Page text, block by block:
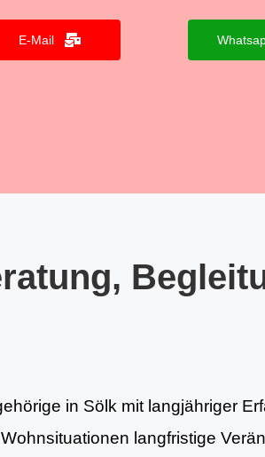
E-Mail
in Sölk mit langjähriger
langfristige